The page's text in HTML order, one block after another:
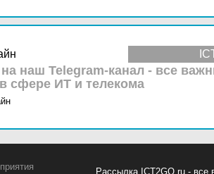
наш Telegram-канал - все
сфере ИТ и телекома
Рассылка ICT2GO.ru -